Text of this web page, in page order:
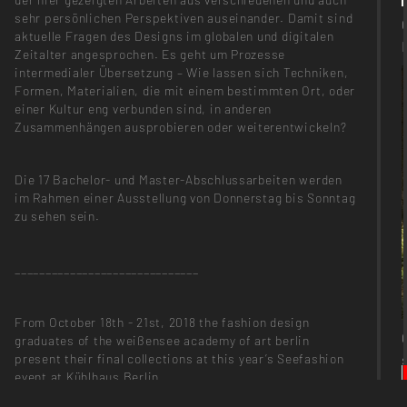
sehr persönlichen Perspektiven auseinander. Damit sind
aktuelle Fragen des Designs im globalen und digitalen
Zeitalter angesprochen. Es geht um Prozesse
intermedialer Übersetzung – Wie lassen sich Techniken,
Formen, Materialien, die mit einem bestimmten Ort, oder
einer Kultur eng verbunden sind, in anderen
Zusammenhängen ausprobieren oder weiterentwickeln?
Die 17 Bachelor- und Master-Abschlussarbeiten werden
im Rahmen einer Ausstellung von Donnerstag bis Sonntag
zu sehen sein.
From October 18th - 21st, 2018 the fashion design
graduates of the weißensee academy of art berlin
present their final collections at this year’s Seefashion
event at Kühlhaus Berlin.